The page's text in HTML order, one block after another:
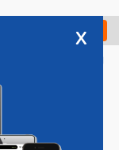
Check in
x